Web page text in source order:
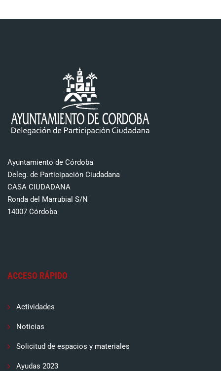
Ayuntamiento de Córdoba
Deleg. de Participación Ciudadana
CASA CIUDADANA
Ronda del Marrubial S/N
14007 Córdoba
ACCESO RÁPIDO
Actividades
Noticias
Solicitud de espacios y materiales
Ayudas 2023